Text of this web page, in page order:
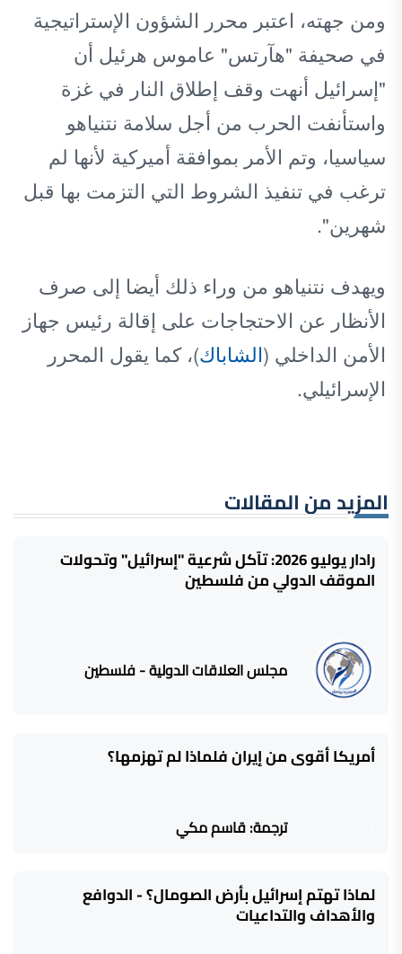
ومن جهته، اعتبر محرر الشؤون الإستراتيجية
في صحيفة "هآرتس" عاموس هرئيل أن
"إسرائيل أنهت وقف إطلاق النار في غزة
واستأنفت الحرب من أجل سلامة نتنياهو
سياسيا، وتم الأمر بموافقة أميركية لأنها لم
ترغب في تنفيذ الشروط التي التزمت بها قبل
شهرين".
ويهدف نتنياهو من وراء ذلك أيضا إلى صرف
الأنظار عن الاحتجاجات على إقالة رئيس جهاز
الأمن الداخلي (الشاباك)، كما يقول المحرر
الإسرائيلي.
المزيد من المقالات
رادار يوليو 2026: تآكل شرعية "إسرائيل" وتحولات
الموقف الدولي من فلسطين
مجلس العلاقات الدولية - فلسطين
أمريكا أقوى من إيران فلماذا لم تهزمها؟
ترجمة: قاسم مكي
لماذا تهتم إسرائيل بأرض الصومال؟ - الدوافع
والأهداف والتداعيات